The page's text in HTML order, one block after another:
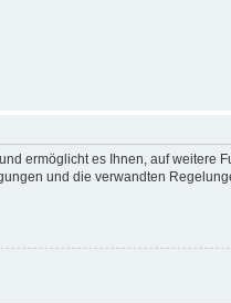
ermöglicht es Ihnen, auf weitere
und die verwandten